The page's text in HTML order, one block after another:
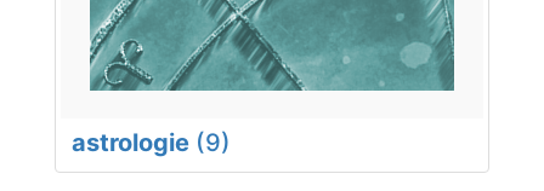
astrologie (9)